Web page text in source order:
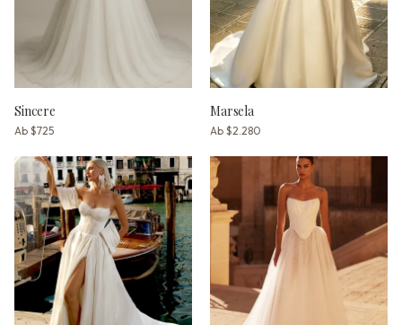
Sincere
Ab $725
Marsela
Ab $2.280